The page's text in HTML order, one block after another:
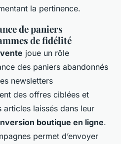
la pertinence.
de paniers
de fidélité
joue un rôle
des paniers abandonnés
newsletters
des offres ciblées et
laissés dans leur
boutique en ligne.
permet d’envoyer